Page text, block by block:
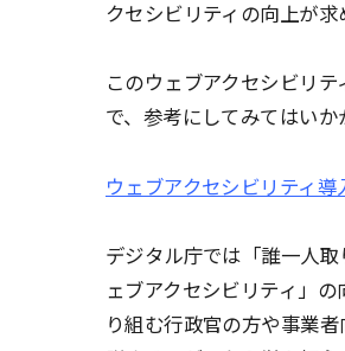
クセシビリティの向上が求
このウェブアクセシビリ
で、参考にしてみてはいか
ウェブアクセシビリティ
デジタル庁では「誰一人
ェブアクセシビリティ」
り組む行政官の方や事業